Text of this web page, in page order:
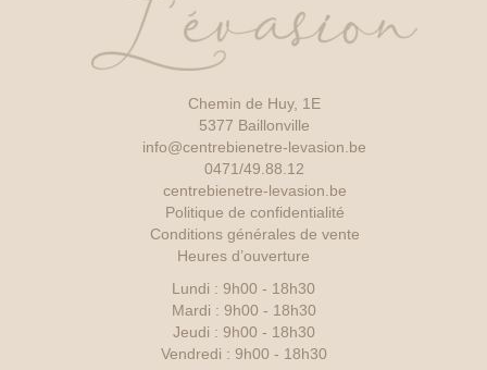
Chemin de Huy, 1E
5377 Baillonville
info@centrebienetre-levasion.be
0471/49.88.12
centrebienetre-levasion.be
Politique de confidentialité
Conditions générales de vente
Heures d’ouverture
Lundi : 9h00 - 18h30
Mardi : 9h00 - 18h30
Jeudi : 9h00 - 18h30
Vendredi : 9h00 - 18h30